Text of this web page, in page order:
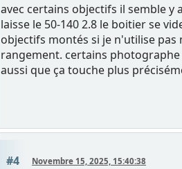
avec certains objectifs il semble y
laisse le 50-140 2.8 le boitier se
objectifs montés si je n'utilise
rangement. certains
aussi que ça touche plus
#4 Novembre 15, 2025, 15:40:38